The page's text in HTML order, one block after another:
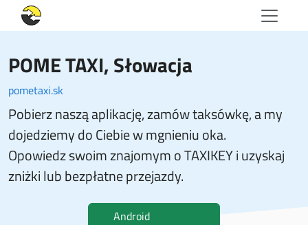
POME TAXI, Słowacja
pometaxi.sk
Pobierz naszą aplikację, zamów taksówkę, a my
dojedziemy do Ciebie w mgnieniu oka.
Opowiedz swoim znajomym o TAXIKEY i uzyskaj
zniżki lub bezpłatne przejazdy.
Android